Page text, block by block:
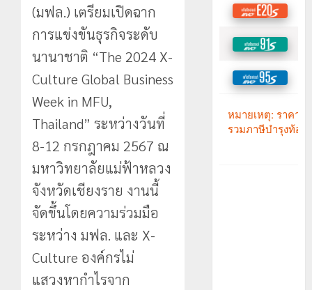
(มฟล.) เตรียมเปิดฉาก
การแข่งขันธุรกิจระดับ
นานาชาติ “The 2024 X-
Culture Global Business
Week in MFU,
Thailand” ระหว่างวันที่
8-12 กรกฎาคม 2567 ณ
มหาวิทยาลัยแม่ฟ้าหลวง
จังหวัดเชียงราย งานนี้
จัดขึ้นโดยความร่วมมือ
ระหว่าง มฟล. และ X-
Culture องค์กรไม่
แสวงหากำไรจาก